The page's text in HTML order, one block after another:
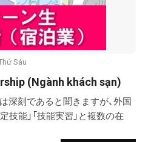
Sáu
(Ngành khách sạn)
深刻であると聞きますが、外国
技能」「技能実習」と複数の在